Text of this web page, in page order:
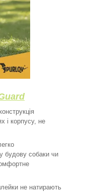
і корпусу, не
будову собаки чи
не натирають